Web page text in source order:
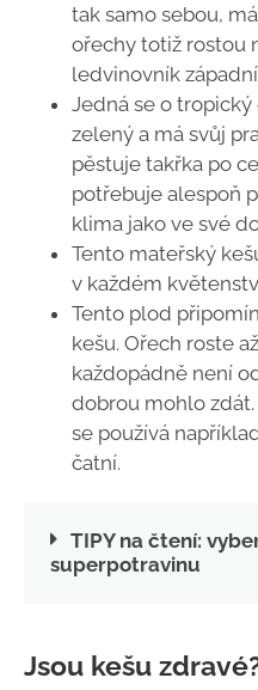
tak samo sebou,
ořechy totiž rostou
ledvinovník
Jedná se o
zelený a má svůj
pěstuje takřka po
potřebuje alespoň
klima jako ve své
Tento mateřský
v každém
Tento plod
kešu. Ořech roste
každopádně není
dobrou mohlo
se používá
čatní.
TIPY na čtení:
superpotravinu
Jsou kešu